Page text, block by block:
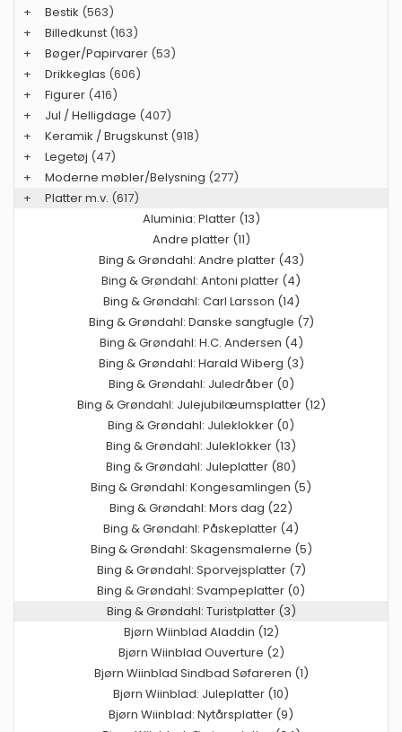
+ Bestik (563)
+
Billedkunst (163)
+
Bøger/Papirvarer (53)
+
Drikkeglas (606)
+
Figurer (416)
+
Jul / Helligdage (407)
+
Keramik / Brugskunst (918)
+
Legetøj (47)
+
Moderne møbler/Belysning (277)
+
Platter m.v. (617)
Aluminia: Platter (13)
Andre platter (11)
Bing & Grøndahl: Andre platter (43)
Bing & Grøndahl: Antoni platter (4)
Bing & Grøndahl: Carl Larsson (14)
Bing & Grøndahl: Danske sangfugle (7)
Bing & Grøndahl: H.C. Andersen (4)
Bing & Grøndahl: Harald Wiberg (3)
Bing & Grøndahl: Juledråber (0)
Bing & Grøndahl: Julejubilæumsplatter (12)
Bing & Grøndahl: Juleklokker (0)
Bing & Grøndahl: Juleklokker (13)
Bing & Grøndahl: Juleplatter (80)
Bing & Grøndahl: Kongesamlingen (5)
Bing & Grøndahl: Mors dag (22)
Bing & Grøndahl: Påskeplatter (4)
Bing & Grøndahl: Skagensmalerne (5)
Bing & Grøndahl: Sporvejsplatter (7)
Bing & Grøndahl: Svampeplatter (0)
Bing & Grøndahl: Turistplatter (3)
Bjørn Wiinblad Aladdin (12)
Bjørn Wiinblad Ouverture (2)
Bjørn Wiinblad Sindbad Søfareren (1)
Bjørn Wiinblad: Juleplatter (10)
Bjørn Wiinblad: Nytårsplatter (9)